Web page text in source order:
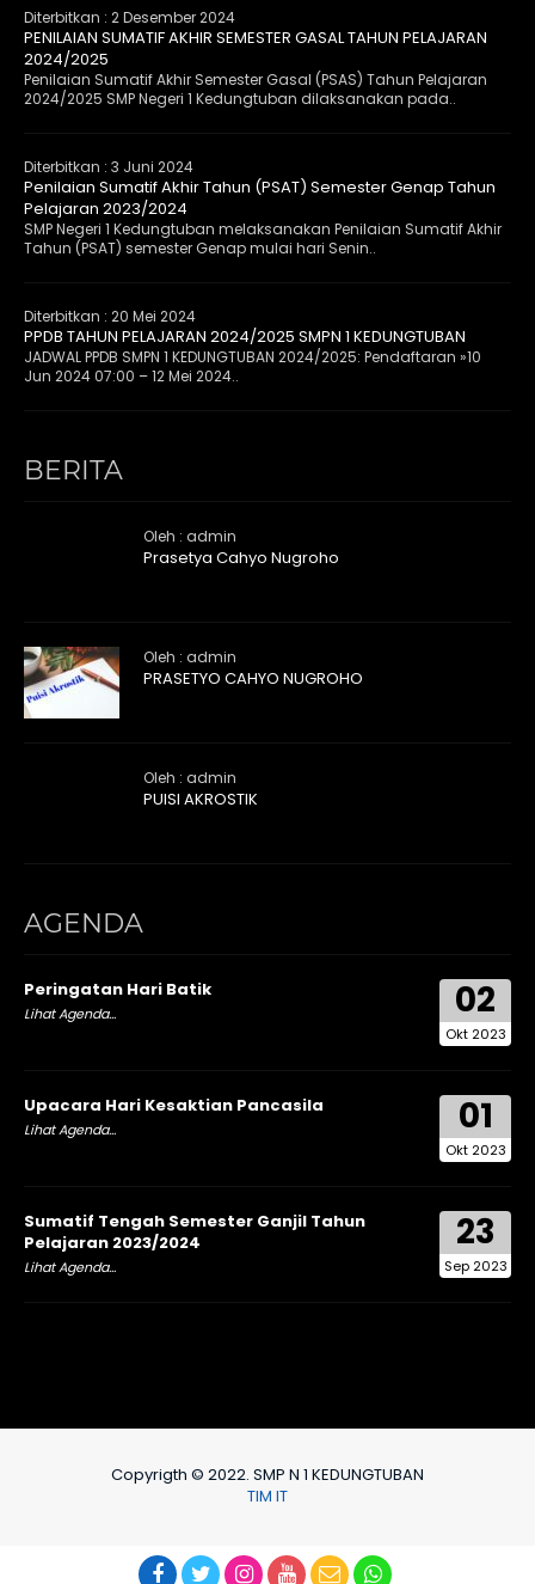
Diterbitkan : 2 Desember 2024
PENILAIAN SUMATIF AKHIR SEMESTER GASAL TAHUN PELAJARAN
2024/2025
Penilaian Sumatif Akhir Semester Gasal (PSAS) Tahun Pelajaran
2024/2025 SMP Negeri 1 Kedungtuban dilaksanakan pada..
Diterbitkan : 3 Juni 2024
Penilaian Sumatif Akhir Tahun (PSAT) Semester Genap Tahun
Pelajaran 2023/2024
SMP Negeri 1 Kedungtuban melaksanakan Penilaian Sumatif Akhir
Tahun (PSAT) semester Genap mulai hari Senin..
Diterbitkan : 20 Mei 2024
PPDB TAHUN PELAJARAN 2024/2025 SMPN 1 KEDUNGTUBAN
JADWAL PPDB SMPN 1 KEDUNGTUBAN 2024/2025: Pendaftaran »10
Jun 2024 07:00 – 12 Mei 2024..
BERITA
Oleh : admin
Prasetya Cahyo Nugroho
Oleh : admin
PRASETYO CAHYO NUGROHO
Oleh : admin
PUISI AKROSTIK
AGENDA
02
Okt 2023
Peringatan Hari Batik
Lihat Agenda...
01
Okt 2023
Upacara Hari Kesaktian Pancasila
Lihat Agenda...
23
Sep 2023
Sumatif Tengah Semester Ganjil Tahun
Pelajaran 2023/2024
Lihat Agenda...
Copyrigth © 2022. SMP N 1 KEDUNGTUBAN
TIM IT